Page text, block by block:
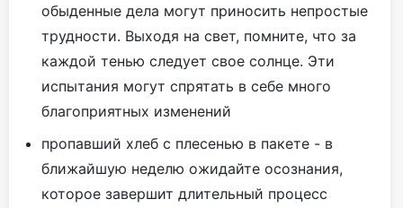
обыденные дела могут приносить непростые
трудности. Выходя на свет, помните, что за
каждой тенью следует свое солнце. Эти
испытания могут спрятать в себе много
благоприятных изменений
пропавший хлеб с плесенью в пакете - в
ближайшую неделю ожидайте осознания,
которое завершит длительный процесс